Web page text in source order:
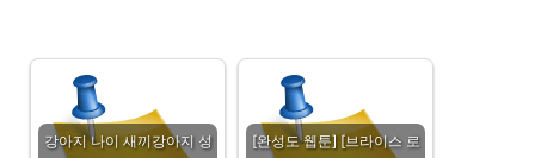
강아지 나이 새끼강아지 성
[완성도 웹툰] [브라이스 로